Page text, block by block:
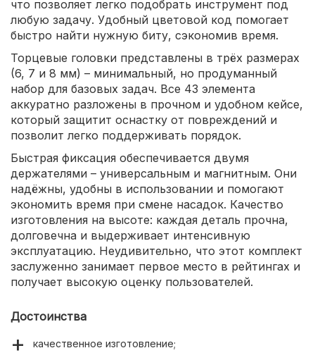
что позволяет легко подобрать инструмент под
любую задачу. Удобный цветовой код помогает
быстро найти нужную биту, сэкономив время.
Торцевые головки представлены в трёх размерах
(6, 7 и 8 мм) – минимальный, но продуманный
набор для базовых задач. Все 43 элемента
аккуратно разложены в прочном и удобном кейсе,
который защитит оснастку от повреждений и
позволит легко поддерживать порядок.
Быстрая фиксация обеспечивается двумя
держателями – универсальным и магнитным. Они
надёжны, удобны в использовании и помогают
экономить время при смене насадок. Качество
изготовления на высоте: каждая деталь прочна,
долговечна и выдерживает интенсивную
эксплуатацию. Неудивительно, что этот комплект
заслуженно занимает первое место в рейтингах и
получает высокую оценку пользователей.
Достоинства
качественное изготовление;